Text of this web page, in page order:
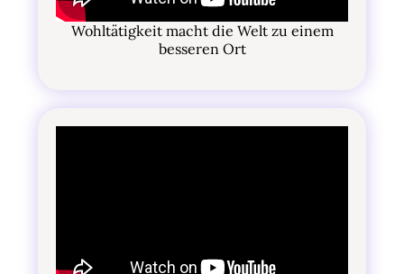
Wohltätigkeit macht die Welt zu einem
besseren Ort